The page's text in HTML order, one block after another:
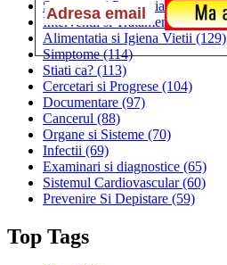
Sanatatea si Preventia(170)
Interventii si Tratamente(167)
Alimentatia si Igiena Vietii (129)
Simptome(114)
Stiati ca? (113)
Cercetari si Progrese (104)
Documentare (97)
Cancerul (88)
Organe si Sisteme (70)
Infectii (69)
Examinari si diagnostice (65)
Sistemul Cardiovascular(60)
Prevenire Si Depistare (59)
Top Tags